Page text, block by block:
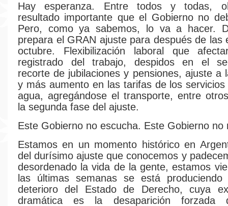
Hay esperanza. Entre todos y todas,
resultado importante que el Gobierno no
Pero, como ya sabemos, lo va a hacer.
prepara el GRAN ajuste para después de las
octubre. Flexibilización laboral que
registrado del trabajo, despidos en el
recorte de jubilaciones y pensiones, ajuste a
y más aumento en las tarifas de los
agua, agregándose el transporte, entre
la segunda fase del ajuste.
Este Gobierno no escucha. Este Gobierno no
Estamos en un momento histórico en
del durísimo ajuste que conocemos y
desordenado la vida de la gente, estamos
las últimas semanas se está produciendo
deterioro del Estado de Derecho, cuya
dramática es la desaparición forzada